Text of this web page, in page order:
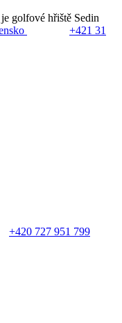
golfové hřiště Sedin
+421 31
+420 727 951 799